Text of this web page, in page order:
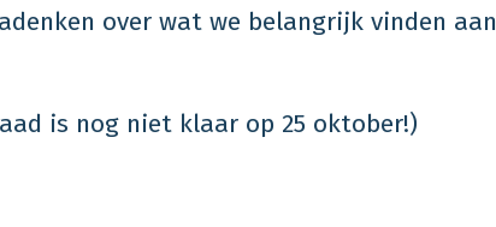
over wat we belangrijk vinden aan
is nog niet klaar op 25 oktober!)